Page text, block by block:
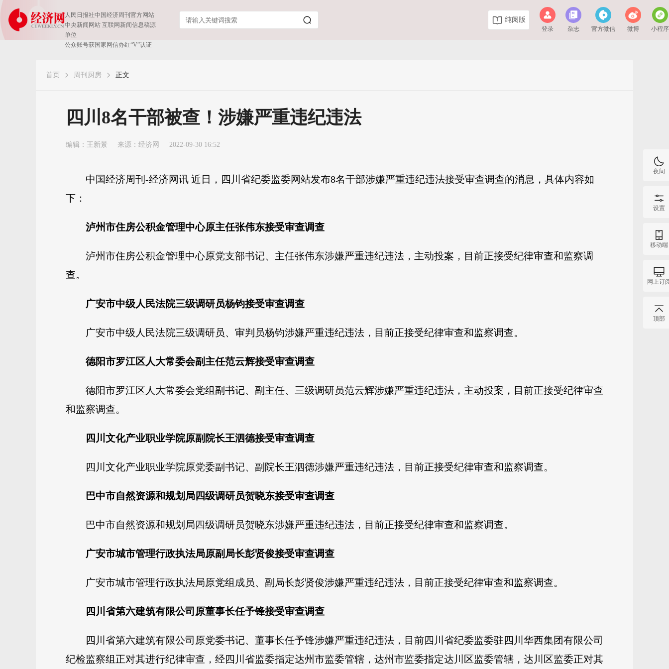
人民日报社中国经济周刊官方网站
中央新闻网站 互联网新闻信息稿源
单位
公众账号获国家网信办红“V”认证
纯阅版
登录 杂志 官方微信 微博 小程序
首页 周刊厨房 正文
四川8名干部被查！涉嫌严重违纪违法
编辑：王新景 来源： 经济网 2022-09-30 16:52
中国经济周刊-经济网讯 近日，四川省纪委监委网站发布8名干部涉嫌严重违纪违法接受审查调查的消息，具体内容如
下：
泸州市住房公积金管理中心原主任张伟东接受审查调查
泸州市住房公积金管理中心原党支部书记、主任张伟东涉嫌严重违纪违法，主动投案，目前正接受纪律审查和监察调
查。
广安市中级人民法院三级调研员杨钧接受审查调查
广安市中级人民法院三级调研员、审判员杨钧涉嫌严重违纪违法，目前正接受纪律审查和监察调查。
德阳市罗江区人大常委会副主任范云辉接受审查调查
德阳市罗江区人大常委会党组副书记、副主任、三级调研员范云辉涉嫌严重违纪违法，主动投案，目前正接受纪律审查
和监察调查。
四川文化产业职业学院原副院长王泗德接受审查调查
四川文化产业职业学院原党委副书记、副院长王泗德涉嫌严重违纪违法，目前正接受纪律审查和监察调查。
巴中市自然资源和规划局四级调研员贺晓东接受审查调查
巴中市自然资源和规划局四级调研员贺晓东涉嫌严重违纪违法，目前正接受纪律审查和监察调查。
广安市城市管理行政执法局原副局长彭贤俊接受审查调查
广安市城市管理行政执法局原党组成员、副局长彭贤俊涉嫌严重违纪违法，目前正接受纪律审查和监察调查。
四川省第六建筑有限公司原董事长任予锋接受审查调查
四川省第六建筑有限公司原党委书记、董事长任予锋涉嫌严重违纪违法，目前四川省纪委监委驻四川华西集团有限公司
纪检监察组正对其进行纪律审查，经四川省监委指定达州市监委管辖，达州市监委指定达川区监委管辖，达川区监委正对其
夜间
设置
移动端
网上订
顶部